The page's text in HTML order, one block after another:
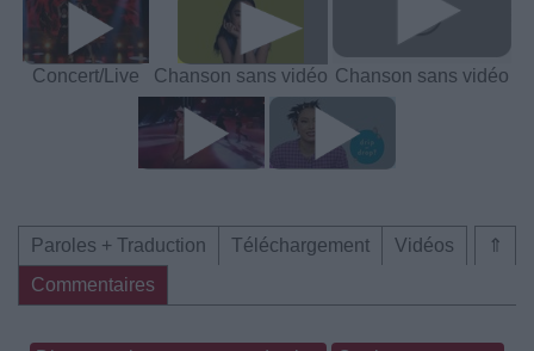
Concert/Live Chanson sans vidéo Chanson sans vidéo
⇑
Paroles + Traduction Téléchargement
Vidéos
Commentaires